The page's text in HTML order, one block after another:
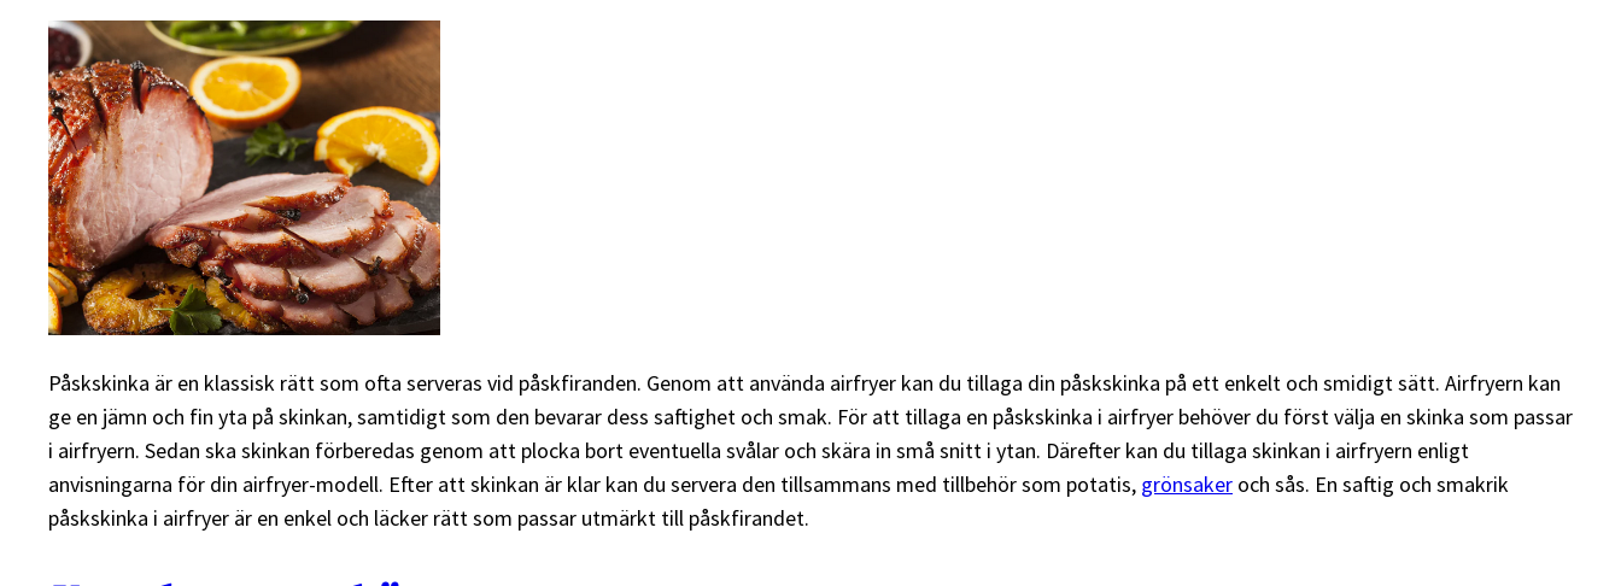
Påskskinka är en klassisk rätt som ofta serveras vid påskfiranden. Genom att använda airfryer kan du tillaga din påskskinka på ett enkelt och smidigt sätt. Airfryern kan
ge en jämn och fin yta på skinkan, samtidigt som den bevarar dess saftighet och smak. För att tillaga en påskskinka i airfryer behöver du först välja en skinka som passar
i airfryern. Sedan ska skinkan förberedas genom att plocka bort eventuella svålar och skära in små snitt i ytan. Därefter kan du tillaga skinkan i airfryern enligt
anvisningarna för din airfryer-modell. Efter att skinkan är klar kan du servera den tillsammans med tillbehör som potatis, grönsaker och sås. En saftig och smakrik
påskskinka i airfryer är en enkel och läcker rätt som passar utmärkt till påskfirandet.